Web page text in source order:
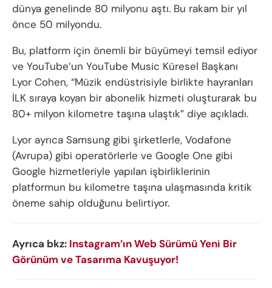
dünya genelinde 80 milyonu aştı. Bu rakam bir yıl
önce 50 milyondu.
Bu, platform için önemli bir büyümeyi temsil ediyor
ve YouTube’un YouTube Music Küresel Başkanı
Lyor Cohen, “Müzik endüstrisiyle birlikte hayranları
İLK sıraya koyan bir abonelik hizmeti oluşturarak bu
80+ milyon kilometre taşına ulaştık” diye açıkladı.
Lyor ayrıca Samsung gibi şirketlerle, Vodafone
(Avrupa) gibi operatörlerle ve Google One gibi
Google hizmetleriyle yapılan işbirliklerinin
platformun bu kilometre taşına ulaşmasında kritik
öneme sahip olduğunu belirtiyor.
Ayrıca bkz: Instagram’ın Web Sürümü Yeni Bir
Görünüm ve Tasarıma Kavuşuyor!